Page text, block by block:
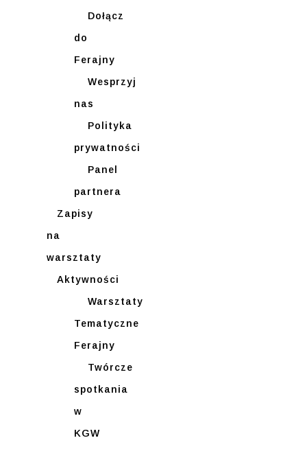
Dołącz
do
Ferajny
Wesprzyj
nas
Polityka
prywatności
Panel
partnera
Zapisy
na
warsztaty
Aktywności
Warsztaty
Tematyczne
Ferajny
Twórcze
spotkania
w
KGW